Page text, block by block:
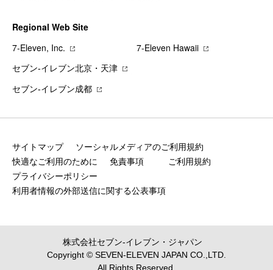
Regional Web Site
7‐Eleven, Inc.
7‐Eleven Hawaii
セブン‐イレブン北京・天津
セブン‐イレブン成都
サイトマップ
ソーシャルメディアのご利用規約
快適なご利用のために
免責事項
ご利用規約
プライバシーポリシー
利用者情報の外部送信に関する公表事項
株式会社セブン‐イレブン・ジャパン
Copyright © SEVEN-ELEVEN JAPAN CO.,LTD.
All Rights Reserved.